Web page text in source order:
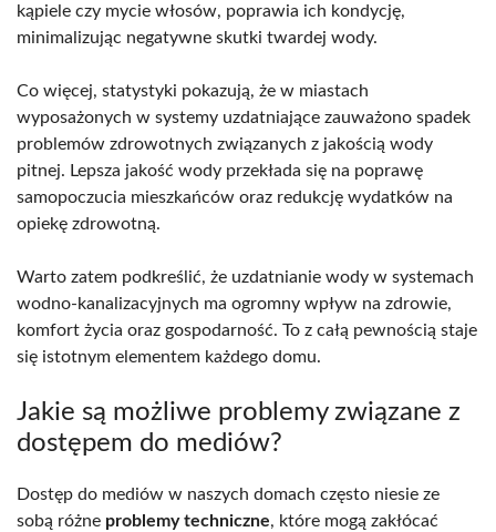
kąpiele czy mycie włosów, poprawia ich kondycję,
minimalizując negatywne skutki twardej wody.
Co więcej, statystyki pokazują, że w miastach
wyposażonych w systemy uzdatniające zauważono spadek
problemów zdrowotnych związanych z jakością wody
pitnej. Lepsza jakość wody przekłada się na poprawę
samopoczucia mieszkańców oraz redukcję wydatków na
opiekę zdrowotną.
Warto zatem podkreślić, że uzdatnianie wody w systemach
wodno-kanalizacyjnych ma ogromny wpływ na zdrowie,
komfort życia oraz gospodarność. To z całą pewnością staje
się istotnym elementem każdego domu.
Jakie są możliwe problemy związane z
dostępem do mediów?
Dostęp do mediów w naszych domach często niesie ze
sobą różne problemy techniczne, które mogą zakłócać